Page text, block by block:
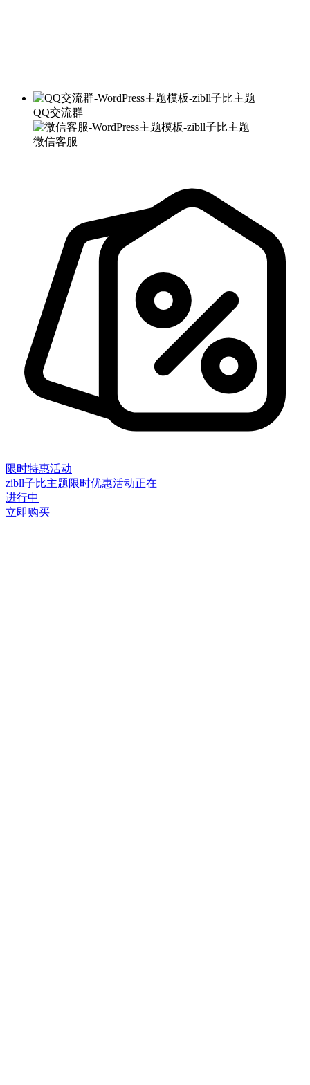
QQ交流群
微信客服
限时特惠活动
zibll子比主题限时优惠活动正在
进行中
立即购买